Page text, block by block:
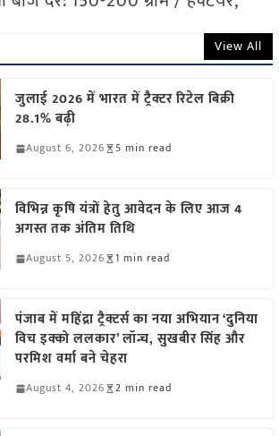
View All
जुलाई 2026 में भारत में ट्रैक्टर रिटेल बिक्री
28.1% बढ़ी
August 6, 2026 5 min read
विभिन्न कृषि यंत्रों हेतु आवेदन के लिए आज 4
अगस्त तक अंतिम तिथि
August 5, 2026 1 min read
पंजाब में महिंद्रा ट्रैक्टर्स का नया अभियान ‘दुनिया
विच इक्को ललकार’ लॉन्च, सुखबीर सिंह और
परमिश वर्मा बने चेहरा
August 4, 2026 2 min read